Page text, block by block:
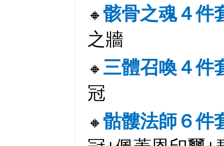
🔸骸骨之魂４件
之牆
🔸三體召喚４件
冠
🔸骷髏法師６件